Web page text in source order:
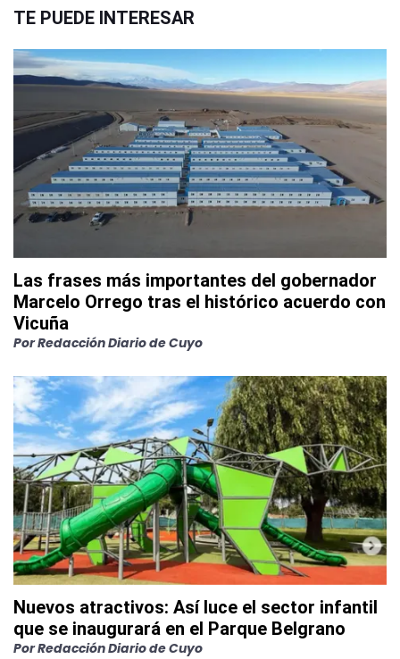
TE PUEDE INTERESAR
Las frases más importantes del gobernador
Marcelo Orrego tras el histórico acuerdo con
Vicuña
PorRedacción Diario de Cuyo
Nuevos atractivos: Así luce el sector infantil
que se inaugurará en el Parque Belgrano
PorRedacción Diario de Cuyo